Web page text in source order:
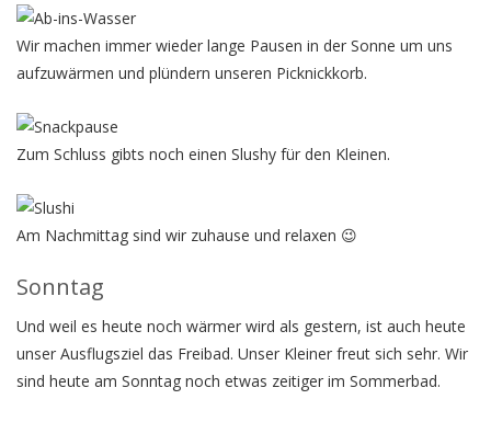
Wir machen immer wieder lange Pausen in der Sonne um uns
aufzuwärmen und plündern unseren Picknickkorb.
Zum Schluss gibts noch einen Slushy für den Kleinen.
Am Nachmittag sind wir zuhause und relaxen 😉
Sonntag
Und weil es heute noch wärmer wird als gestern, ist auch heute
unser Ausflugsziel das Freibad. Unser Kleiner freut sich sehr. Wir
sind heute am Sonntag noch etwas zeitiger im Sommerbad.